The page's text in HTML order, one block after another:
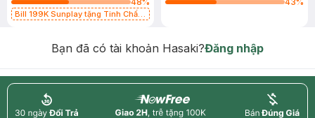
Bill 199K Sunplay tặng Tinh Chất
Bạn đã có tài khoản Hasaki?Đăng nhập